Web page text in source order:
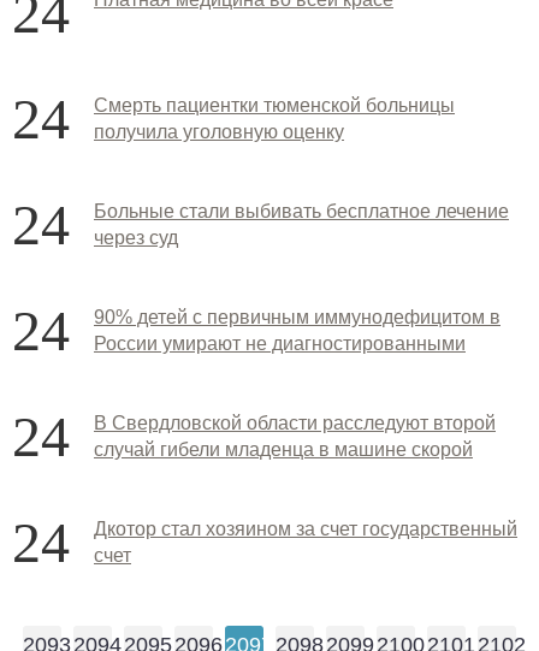
24
Смерть пациентки тюменской больницы
получила уголовную оценку
24
Больные стали выбивать бесплатное лечение
через суд
24
90% детей с первичным иммунодефицитом в
России умирают не диагностированными
24
В Свердловской области расследуют второй
случай гибели младенца в машине скорой
24
Дкотор стал хозяином за счет государственный
счет
20932094209520962097 2098209921002101 2102